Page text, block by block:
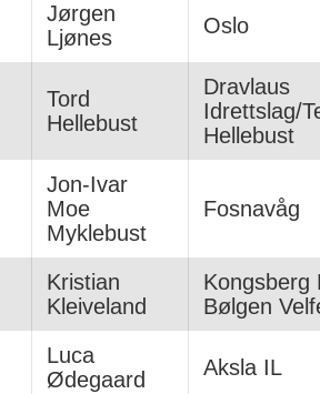
Jørgen
Ljønes
Oslo
Tord
Hellebust
Dravlaus
Idrettslag/
Hellebust
Jon-Ivar
Moe
Myklebust
Fosnavåg
Kristian
Kleiveland
Kongsberg
Bølgen
Luca
Ødegaard
Aksla IL